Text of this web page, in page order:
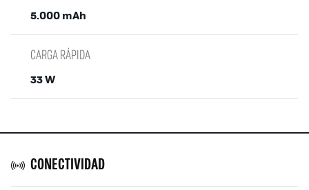
5.000 mAh
CARGA RÁPIDA
33 W
CONECTIVIDAD